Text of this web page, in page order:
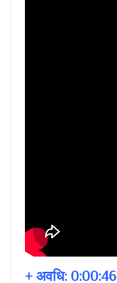
+ अवधि: 0:00:46